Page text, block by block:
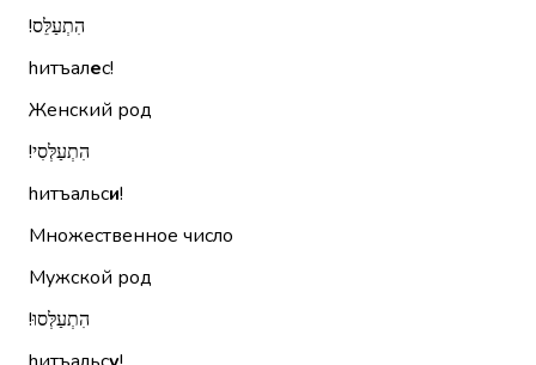
הִתְעַלֵּס!‏
hитъалес!
Женский род
הִתְעַלְּסִי!‏
hитъальси!
Множественное число
Мужской род
הִתְעַלְּסוּ!‏